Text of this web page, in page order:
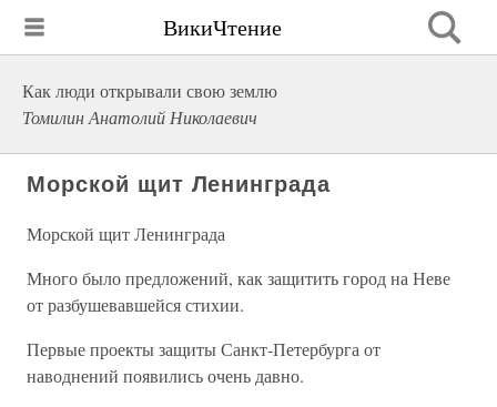
ВикиЧтение
Как люди открывали свою землю
Томилин Анатолий Николаевич
Морской щит Ленинграда
Морской щит Ленинграда
Много было предложений, как защитить город на Неве
от разбушевавшейся стихии.
Первые проекты защиты Санкт-Петербурга от
наводнений появились очень давно.